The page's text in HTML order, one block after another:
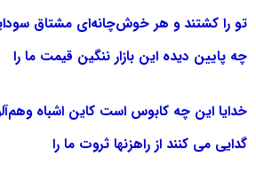
تو را کشتند و هر خوش‌چانه‌ای مشتاق
چه پایین دیده این بازار ننگین قیمت ما را
خدایا این چه کابوس است کاین اشباه
گدایی می کنند از راهزنها ثروت ما را